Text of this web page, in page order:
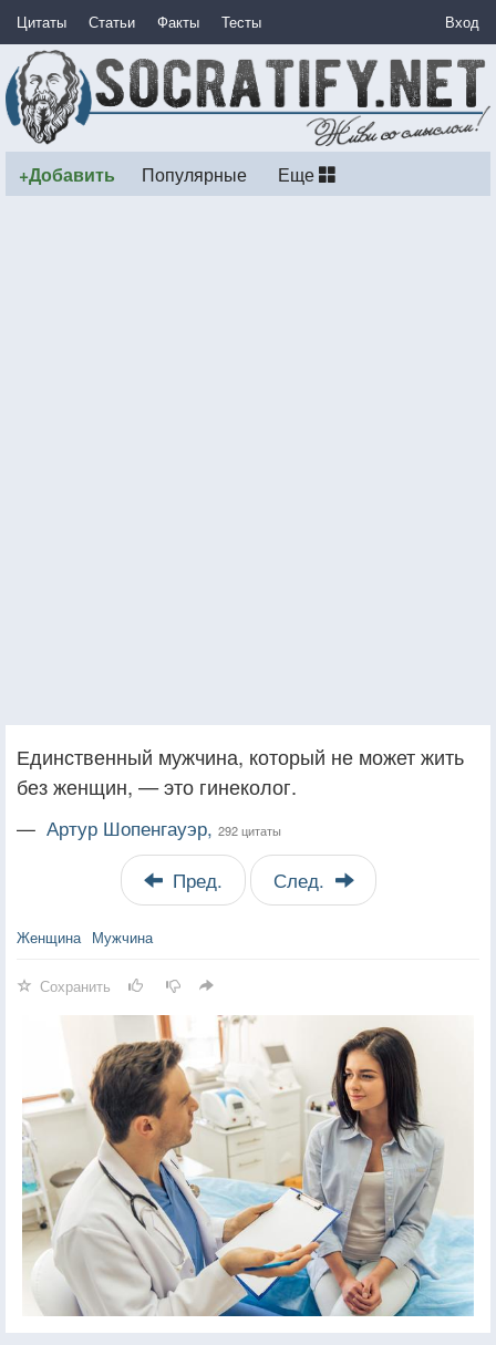
Цитаты Статьи Факты Тесты Вход
+Добавить Популярные Еще
Единственный мужчина, который не может жить
без женщин, — это гинеколог.
— Артур Шопенгауэр, 292 цитаты
Пред. След.
Женщина Мужчина
Сохранить